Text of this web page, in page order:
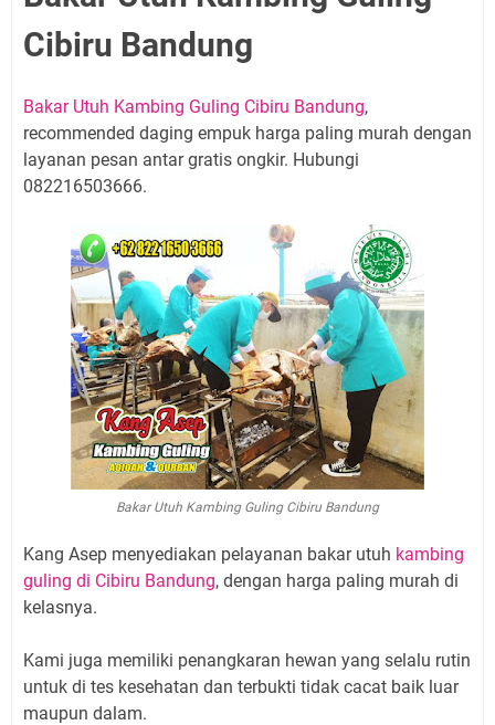
Cibiru Bandung
Bakar Utuh Kambing Guling Cibiru Bandung,
recommended daging empuk harga paling murah dengan
layanan pesan antar gratis ongkir. Hubungi
082216503666.
Bakar Utuh Kambing Guling Cibiru Bandung
Kang Asep menyediakan pelayanan bakar utuh kambing
guling di Cibiru Bandung, dengan harga paling murah di
kelasnya.
Kami juga memiliki penangkaran hewan yang selalu rutin
untuk di tes kesehatan dan terbukti tidak cacat baik luar
maupun dalam.